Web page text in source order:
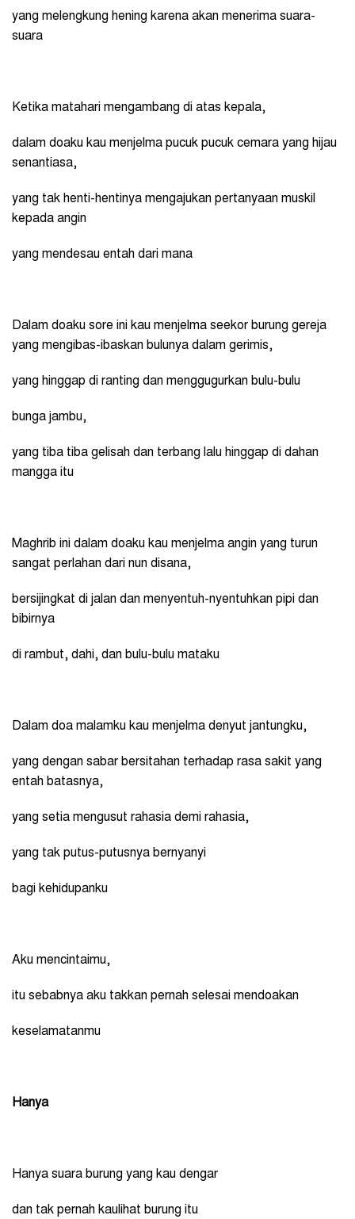
yang melengkung hening karena akan menerima suara-
suara
Ketika matahari mengambang di atas kepala,
dalam doaku kau menjelma pucuk pucuk cemara yang hijau
senantiasa,
yang tak henti-hentinya mengajukan pertanyaan muskil
kepada angin
yang mendesau entah dari mana
Dalam doaku sore ini kau menjelma seekor burung gereja
yang mengibas-ibaskan bulunya dalam gerimis,
yang hinggap di ranting dan menggugurkan bulu-bulu
bunga jambu,
yang tiba tiba gelisah dan terbang lalu hinggap di dahan
mangga itu
Maghrib ini dalam doaku kau menjelma angin yang turun
sangat perlahan dari nun disana,
bersijingkat di jalan dan menyentuh-nyentuhkan pipi dan
bibirnya
di rambut, dahi, dan bulu-bulu mataku
Dalam doa malamku kau menjelma denyut jantungku,
yang dengan sabar bersitahan terhadap rasa sakit yang
entah batasnya,
yang setia mengusut rahasia demi rahasia,
yang tak putus-putusnya bernyanyi
bagi kehidupanku
Aku mencintaimu,
itu sebabnya aku takkan pernah selesai mendoakan
keselamatanmu
Hanya
Hanya suara burung yang kau dengar
dan tak pernah kaulihat burung itu